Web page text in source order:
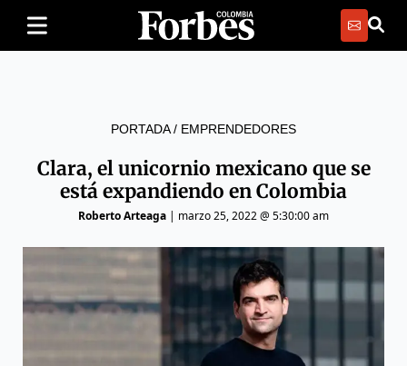
PORTADA/ EMPRENDEDORES
Clara, el unicornio mexicano que se
está expandiendo en Colombia
Roberto Arteaga | marzo 25, 2022 @ 5:30:00 am